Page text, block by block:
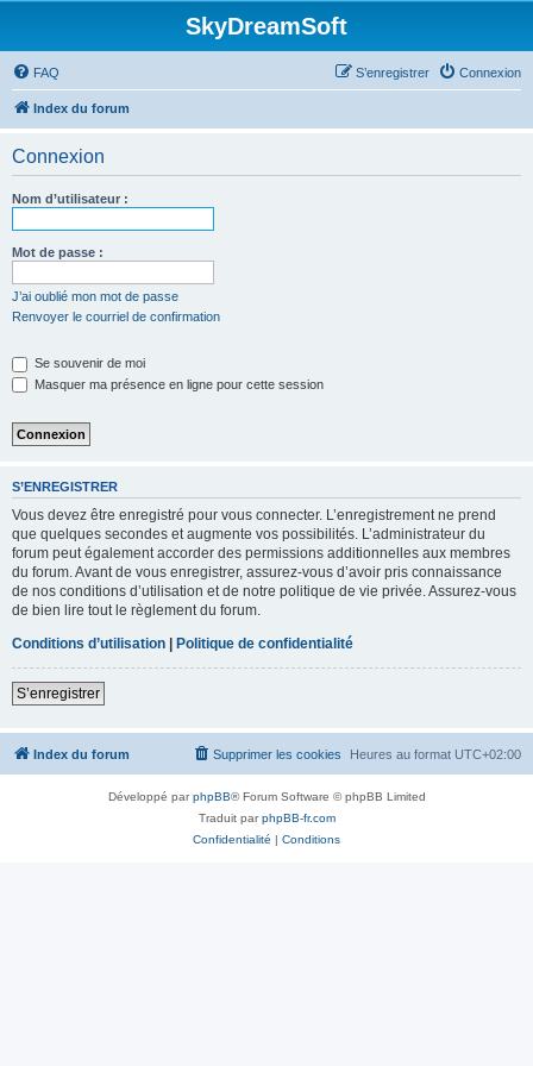
SkyDreamSoft
FAQ Connexion
S’enregistrer
Index du forum
Connexion
Nom d’utilisateur :
Mot de passe :
J’ai oublié mon mot de passe
Renvoyer le courriel de confirmation
Se souvenir de moi
Masquer ma présence en ligne pour cette session
S’ENREGISTRER
Vous devez être enregistré pour vous connecter. L’enregistrement ne prend
que quelques secondes et augmente vos possibilités. L’administrateur du
forum peut également accorder des permissions additionnelles aux membres
du forum. Avant de vous enregistrer, assurez-vous d’avoir pris connaissance
de nos conditions d’utilisation et de notre politique de vie privée. Assurez-vous
de bien lire tout le règlement du forum.
Conditions d’utilisation | Politique de confidentialité
S’enregistrer
Index du forum Heures au format UTC+02:00
Supprimer les cookies
Développé parphpBB® Forum Software © phpBB Limited
Traduit parphpBB-fr.com
Confidentialité | Conditions